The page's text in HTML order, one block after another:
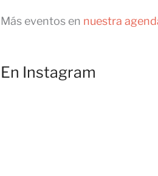
Más eventos en nuestra
En Instagram